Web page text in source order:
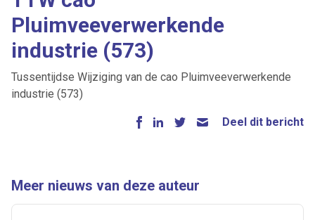
Pluimveeverwerkende
industrie (573)
Tussentijdse Wijziging van de cao Pluimveeverwerkende
industrie (573)
Deel dit bericht
Meer nieuws van deze auteur